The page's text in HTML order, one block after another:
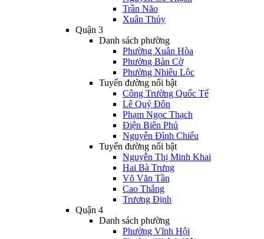
Trần Não
Xuân Thủy
Quận 3
Danh sách phường
Phường Xuân Hòa
Phường Bàn Cờ
Phường Nhiêu Lộc
Tuyến đường nổi bật
Công Trường Quốc Tế
Lê Quý Đôn
Phạm Ngọc Thạch
Điện Biên Phủ
Nguyễn Đình Chiểu
Tuyến đường nổi bật
Nguyễn Thị Minh Khai
Hai Bà Trưng
Võ Văn Tần
Cao Thắng
Trương Định
Quận 4
Danh sách phường
Phường Vĩnh Hội